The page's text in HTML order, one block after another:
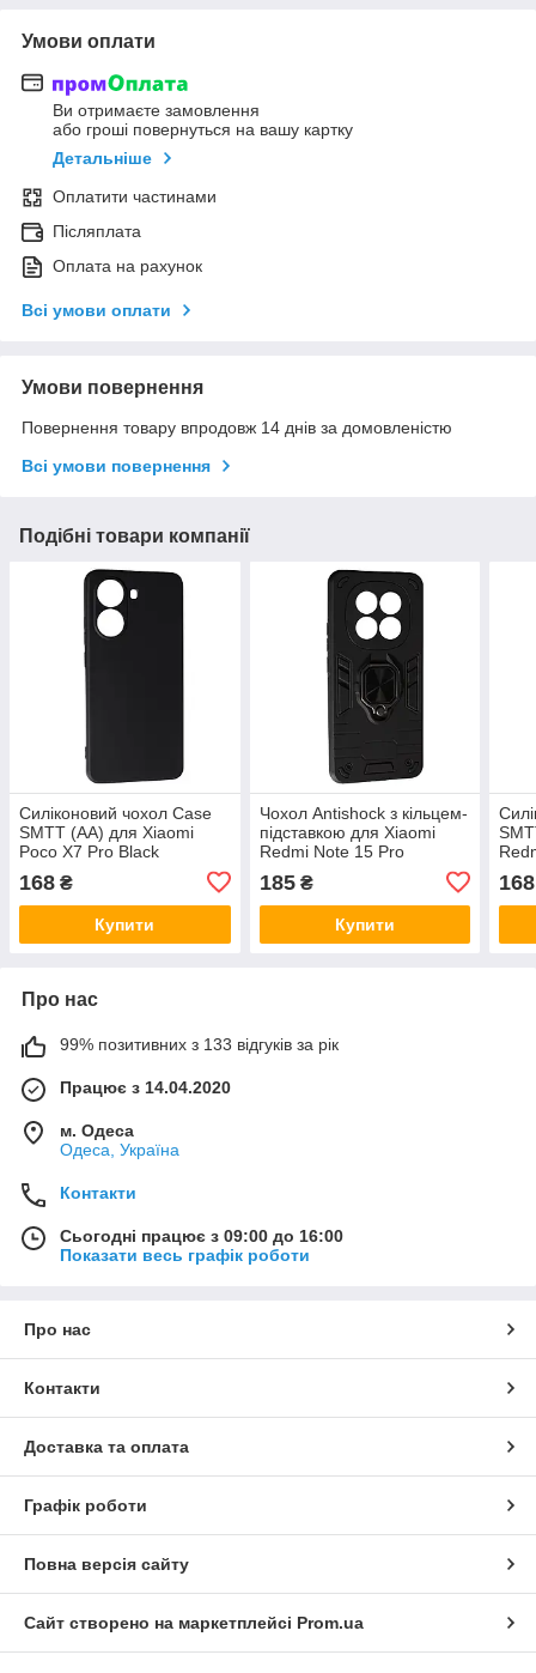
Умови оплати
Ви отримаєте замовлення
або гроші повернуться на вашу картку
Детальніше
Оплатити частинами
Післяплата
Оплата на рахунок
Всі умови оплати
Умови повернення
Повернення товару впродовж 14 днів за домовленістю
Всі умови повернення
Подібні товари компанії
Силіконовий чохол Case
SMTT (AA) для Xiaomi
Poco X7 Pro Black
168 ₴
Купити
Чохол Antishock з кільцем-
підставкою для Xiaomi
Redmi Note 15 Pro
Plus/Poco M8 Pro Чорний
185₴
Купити
168
Про нас
99% позитивних з 133 відгуків за рік
Працює з 14.04.2020
м. Одеса
Одеса, Україна
Контакти
Сьогодні працює з 09:00 до 16:00
Показати весь графік роботи
Про нас
Контакти
Доставка та оплата
Графік роботи
Повна версія сайту
Сайт створено на маркетплейсі Prom.ua